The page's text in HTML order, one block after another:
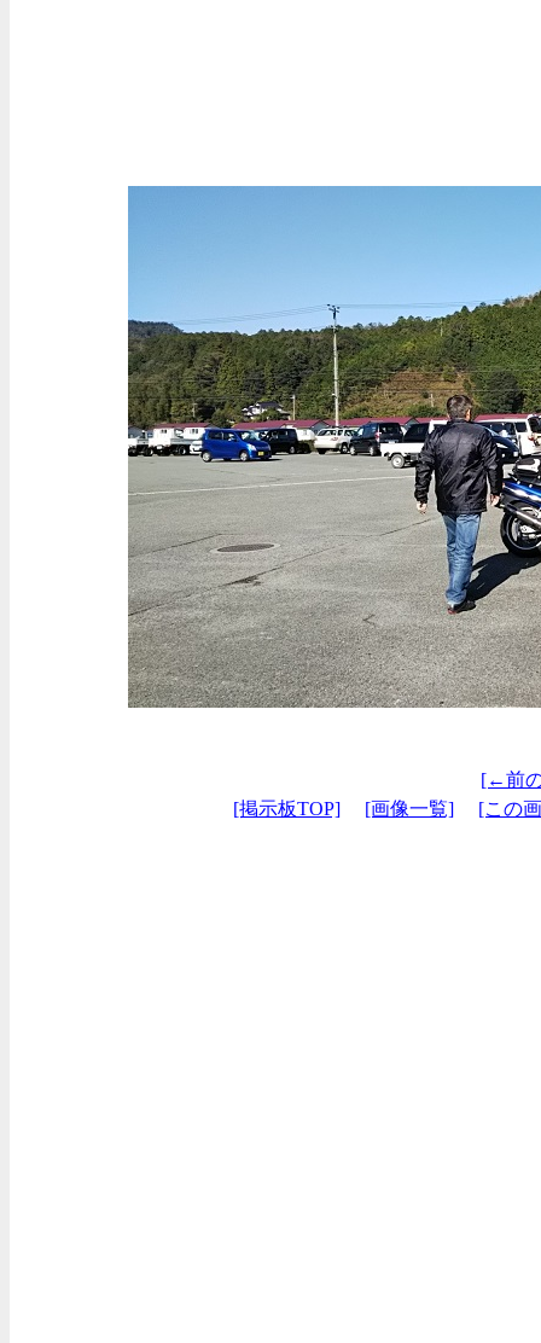
[←前
[掲示板TOP]
[画像一覧] [この